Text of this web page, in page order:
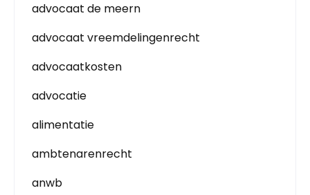
advocaat de meern
advocaat vreemdelingenrecht
advocaatkosten
advocatie
alimentatie
ambtenarenrecht
anwb